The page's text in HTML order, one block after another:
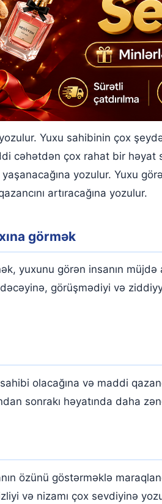
Yuxu sahibinin çox
cəhətdən çox rahat bir
yozulur. Yuxu
artıracağına yozulur.
görmək
yuxunu görən insanın
görüşmədiyi və
olacağına və maddi
sonrakı həyatında daha
özünü göstərməklə
və nizamı çox sevdiyinə